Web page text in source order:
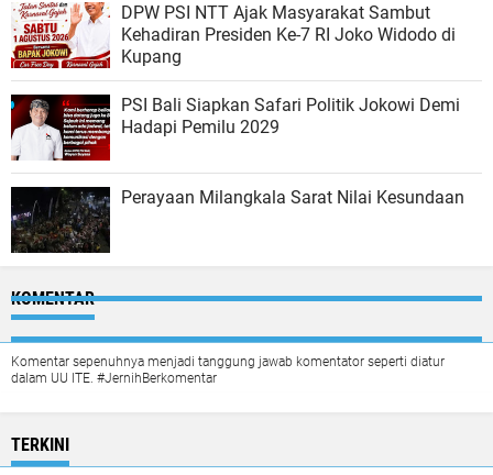
DPW PSI NTT Ajak Masyarakat Sambut
Kehadiran Presiden Ke-7 RI Joko Widodo di
Kupang
PSI Bali Siapkan Safari Politik Jokowi Demi
Hadapi Pemilu 2029
Perayaan Milangkala Sarat Nilai Kesundaan
KOMENTAR
Komentar sepenuhnya menjadi tanggung jawab komentator seperti diatur
dalam UU ITE. #JernihBerkomentar
TERKINI